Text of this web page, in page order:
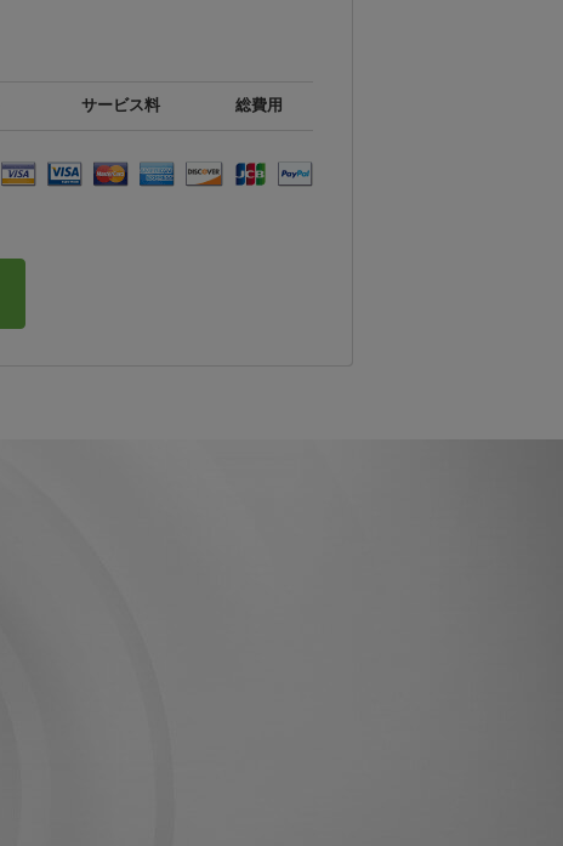
サービス料 総費用